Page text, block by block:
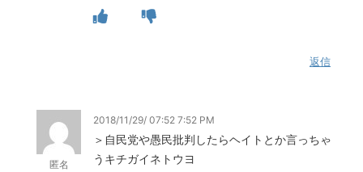
返信
匿名
2018/11/29/ 07:52 7:52 PM
＞自民党や愚民批判したらヘイトとか言っちゃ
うキチガイネトウヨ